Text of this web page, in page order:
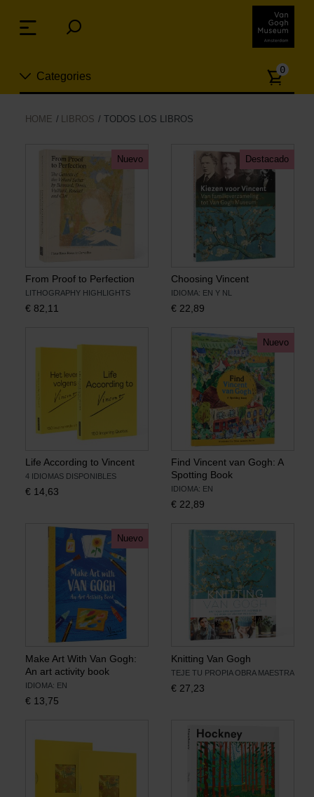
links
Jump
content
Categories
Nuevo
Joyas
Moda
Para la casa
Hogar y Cocina
Ocio
Libros
Lienzos y Láminas
0
HOME LIBROS TODOS LOS LIBROS
Nuevo
From Proof to Perfection
LITHOGRAPHY HIGHLIGHTS
€ 82,11
Destacado
Choosing Vincent
IDIOMA: EN Y NL
€ 22,89
Life According to Vincent
4 IDIOMAS DISPONIBLES
€ 14,63
Nuevo
Find Vincent van Gogh: A
Spotting Book
IDIOMA: EN
€ 22,89
Nuevo
Make Art With Van Gogh:
An art activity book
IDIOMA: EN
€ 13,75
Knitting Van Gogh
TEJE TU PROPIA OBRA MAESTRA
€ 27,23
Menu